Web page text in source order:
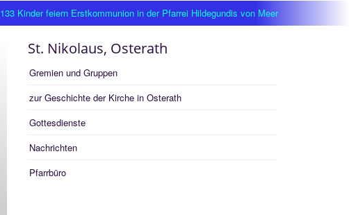
133 Kinder feiern Erstkommunion in der Pfarrei Hildegundis von Meer
St. Nikolaus, Osterath
Gremien und Gruppen
zur Geschichte der Kirche in Osterath
Gottesdienste
Nachrichten
Pfarrbüro